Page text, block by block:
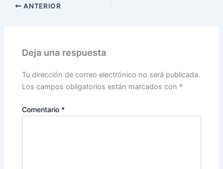
ANTERIOR
Deja una respuesta
Tu dirección de correo electrónico no será publicada.
Los campos obligatorios están marcados con *
Comentario *